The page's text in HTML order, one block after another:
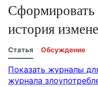
Сформировать
история
Статья Обсуждение
Показать журналы
журнала